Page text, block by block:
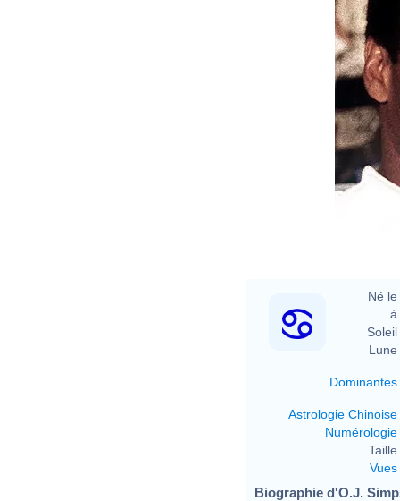
Né le
à
Soleil
Lune
Dominantes
Astrologie Chinoise
Numérologie
Taille
Vues
Biographie d'O.J.